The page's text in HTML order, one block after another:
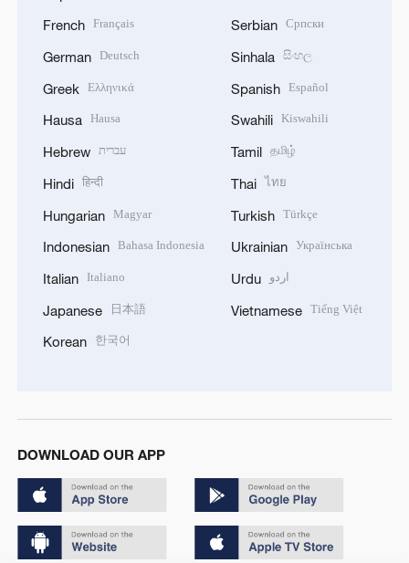
French Français
German Deutsch
Greek Ελληνικά
Hausa Hausa
Hebrew עברית
Hindi हिन्दी
Hungarian Magyar
Indonesian Bahasa Indonesia
Italian Italiano
Japanese 日本語
Korean 한국어
Serbian Српски
Sinhala සිංහල
Spanish Español
Swahili Kiswahili
Tamil தமிழ்
Thai ไทย
Turkish Türkçe
Ukrainian Українська
Urdu اردو
Vietnamese Tiếng Việt
DOWNLOAD OUR APP